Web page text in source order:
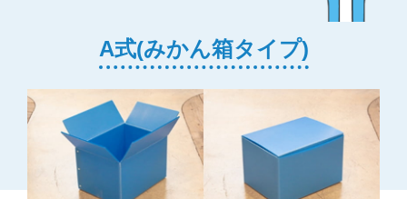
A式(みかん箱タイプ)